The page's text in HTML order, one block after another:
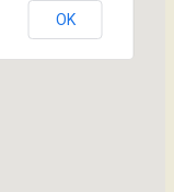
OK